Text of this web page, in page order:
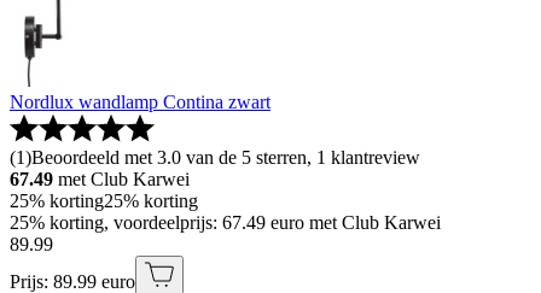
Nordlux wandlamp Contina zwart
(1)Beoordeeld met 3.0 van de 5 sterren, 1 klantreview
67.49 met Club Karwei
25% korting25% korting
25% korting, voordeelprijs: 67.49 euro met Club Karwei
89.99
Prijs: 89.99 euro